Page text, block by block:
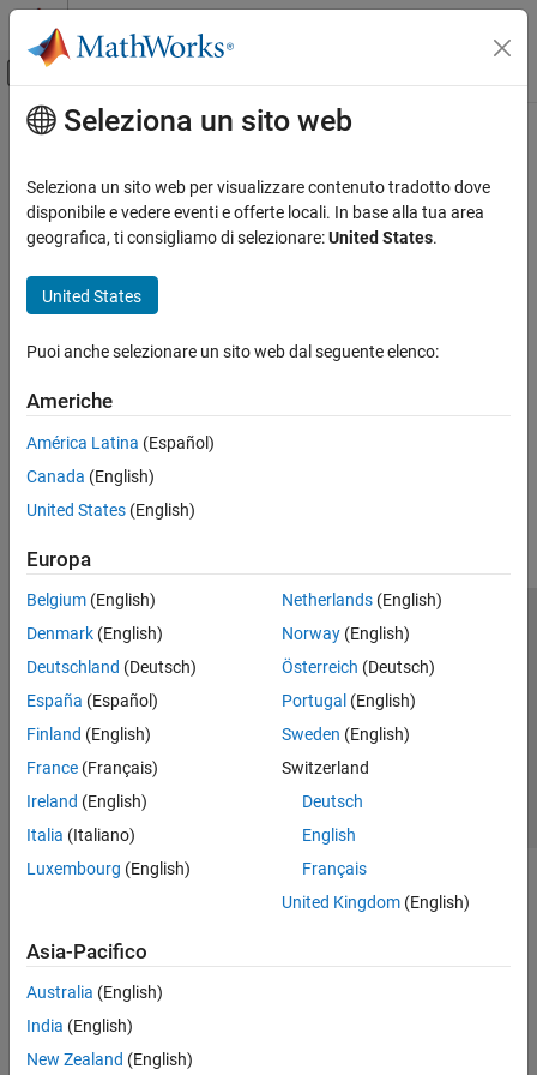
Vai al contenuto
Attiva/disattiva menu di navigazione
Pagina iniziale della documentazione
Contenuto principale
How useful was this information?
Seleziona un sito web
Seleziona un sito web per visualizzare contenuto tradotto dove
disponibile e vedere eventi e offerte locali. In base alla tua area
geografica, ti consigliamo di selezionare:United States.
United States
Puoi anche selezionare un sito web dal seguente elenco:
Americhe
América Latina (Español)
Canada (English)
United States (English)
Europa
Belgium (English)
Denmark (English)
Deutschland (Deutsch)
España (Español)
Finland (English)
France (Français)
Ireland (English)
Italia (Italiano)
Luxembourg (English)
Netherlands(English)
Norway(English)
Österreich (Deutsch)
Portugal (English)
Sweden (English)
Switzerland
Deutsch
English
Français
United Kingdom(English)
Asia-Pacifico
Australia (English)
India (English)
New Zealand (English)
Centro di fiducia
Informativa sulla privacy
Antipirateria
Stato dell'applicazione
Contatti
© 1994-2026 The MathWorks, Inc.